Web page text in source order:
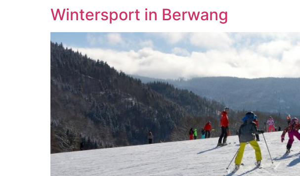
Wintersport in Berwang